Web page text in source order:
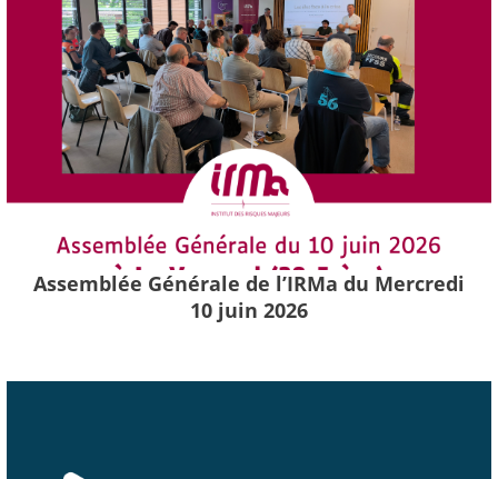
Assemblée Générale de l’IRMa du Mercredi
10 juin 2026